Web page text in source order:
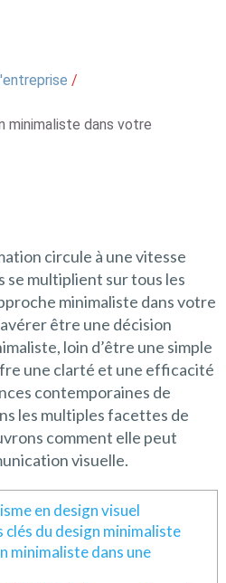
/
minimaliste dans votre
circule à une vitesse
se multiplient sur tous les
minimaliste dans votre
être une décision
loin d’être une simple
une clarté et une efficacité
contemporaines de
les multiples facettes de
comment elle peut
visuelle.
en design visuel
du design minimaliste
minimaliste dans une